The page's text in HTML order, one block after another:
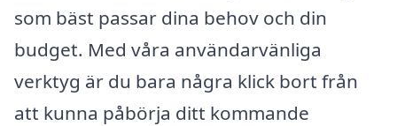
som bäst passar dina behov och din
budget. Med våra användarvänliga
verktyg är du bara några klick bort från
att kunna påbörja ditt kommande